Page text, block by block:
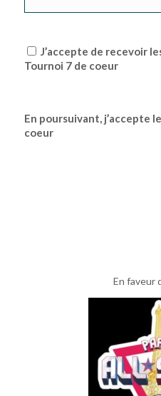
Tournoi 7 de coeur
En poursuivant, j’accepte
coeur
En faveur